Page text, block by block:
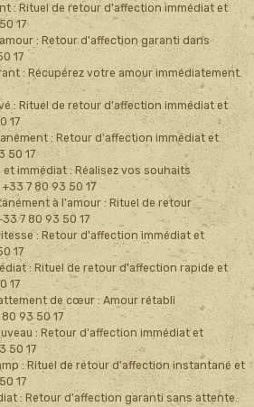
: Rituel de retour d'affection immédiat et
17
: Retour d'affection garanti dans
17
: Récupérez votre amour immédiatement.
: Rituel de retour d'affection immédiat et
17
: Retour d'affection immédiat et
50 17
immédiat : Réalisez vos souhaits
7 80 93 50 17
à l'amour : Rituel de retour
7 80 93 50 17
: Retour d'affection immédiat et
17
: Rituel de retour d'affection rapide et
17
de cœur : Amour rétabli
93 50 17
: Retour d'affection immédiat et
50 17
: Rituel de retour d'affection instantané et
17
: Retour d'affection garanti sans attente.